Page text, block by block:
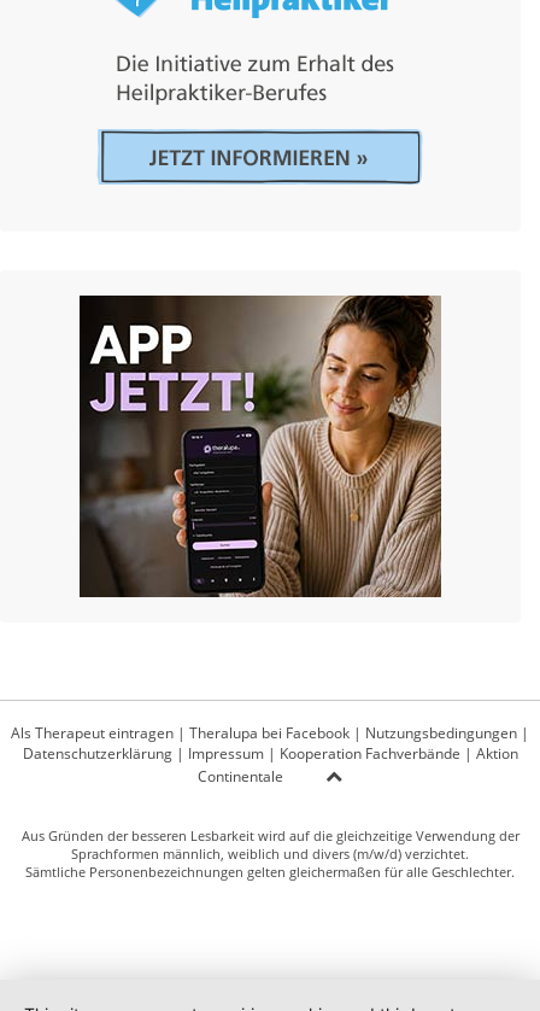
Als Therapeut eintragen | Theralupa bei Facebook | Nutzungsbedingungen |
Datenschutzerklärung| Impressum| Kooperation Fachverbände | Aktion
Continentale
Aus Gründen der besseren Lesbarkeit wird auf die gleichzeitige Verwendung der
Sprachformen männlich, weiblich und divers (m/w/d) verzichtet.
Sämtliche Personenbezeichnungen gelten gleichermaßen für alle Geschlechter.